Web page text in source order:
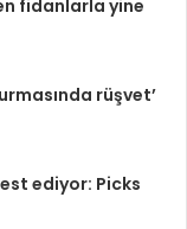
fidanlarla yine
rüşvet’
ediyor: Picks